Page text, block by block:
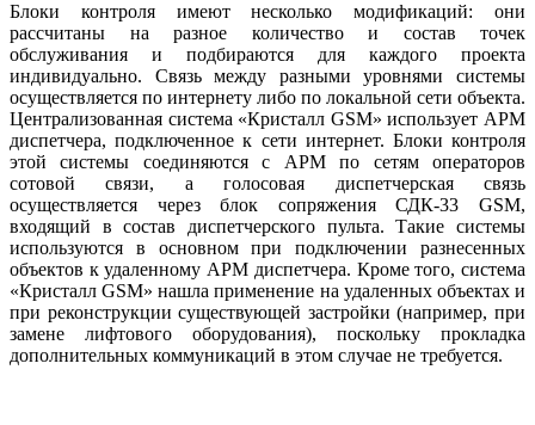
Блоки контроля имеют несколько модификаций: они
рассчитаны на разное количество и состав точек
обслуживания и подбираются для каждого проекта
индивидуально. Связь между разными уровнями системы
осуществляется по интернету либо по локальной сети объекта.
Централизованная система «Кристалл GSM» использует АРМ
диспетчера, подключенное к се­ти интернет. Блоки контроля
этой системы соединяются с АРМ по сетям операторов
сотовой связи, а голосовая диспетчерская связь
осуществляется через блок сопряжения СДК‑33 GSM,
входящий в состав диспетчерского пульта. Такие системы
используются в основном при подключении разнесенных
объектов к удаленному АРМ диспетчера. Кроме то­го, система
«Кристалл GSM» нашла применение на удаленных объектах и
при реконструкции существующей застройки (например, при
замене лифтового оборудования), поскольку прокладка
дополнительных коммуникаций в этом случае не требуется.